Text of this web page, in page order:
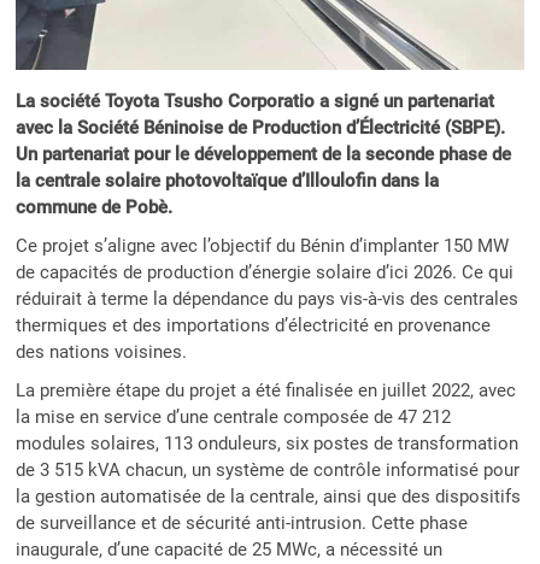
La société Toyota Tsusho Corporatio a signé un partenariat
avec la Société Béninoise de Production d’Électricité (SBPE).
Un partenariat pour le développement de la seconde phase de
la centrale solaire photovoltaïque d’Illoulofin dans la
commune de Pobè.
Ce projet s’aligne avec l’objectif du Bénin d’implanter 150 MW
de capacités de production d’énergie solaire d’ici 2026. Ce qui
réduirait à terme la dépendance du pays vis-à-vis des centrales
thermiques et des importations d’électricité en provenance
des nations voisines.
La première étape du projet a été finalisée en juillet 2022, avec
la mise en service d’une centrale composée de 47 212
modules solaires, 113 onduleurs, six postes de transformation
de 3 515 kVA chacun, un système de contrôle informatisé pour
la gestion automatisée de la centrale, ainsi que des dispositifs
de surveillance et de sécurité anti-intrusion. Cette phase
inaugurale, d’une capacité de 25 MWc, a nécessité un